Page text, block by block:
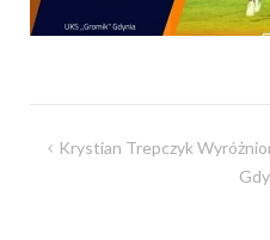
Nawigacja
Krystian Trepczyk